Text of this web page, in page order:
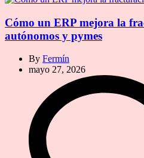
Cómo un ERP mejora la
autónomos y pymes
By Fermín
mayo 27, 2026